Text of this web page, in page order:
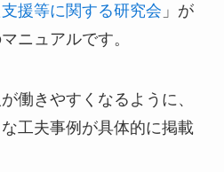
援等に関する研究会 」が
ニュアルです。
働きやすくなるように、
工夫事例が具体的に掲載